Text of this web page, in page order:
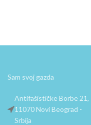
Sam svoj gazda
Antifašističke Borbe 21,
11070 Novi Beograd -
Srbija